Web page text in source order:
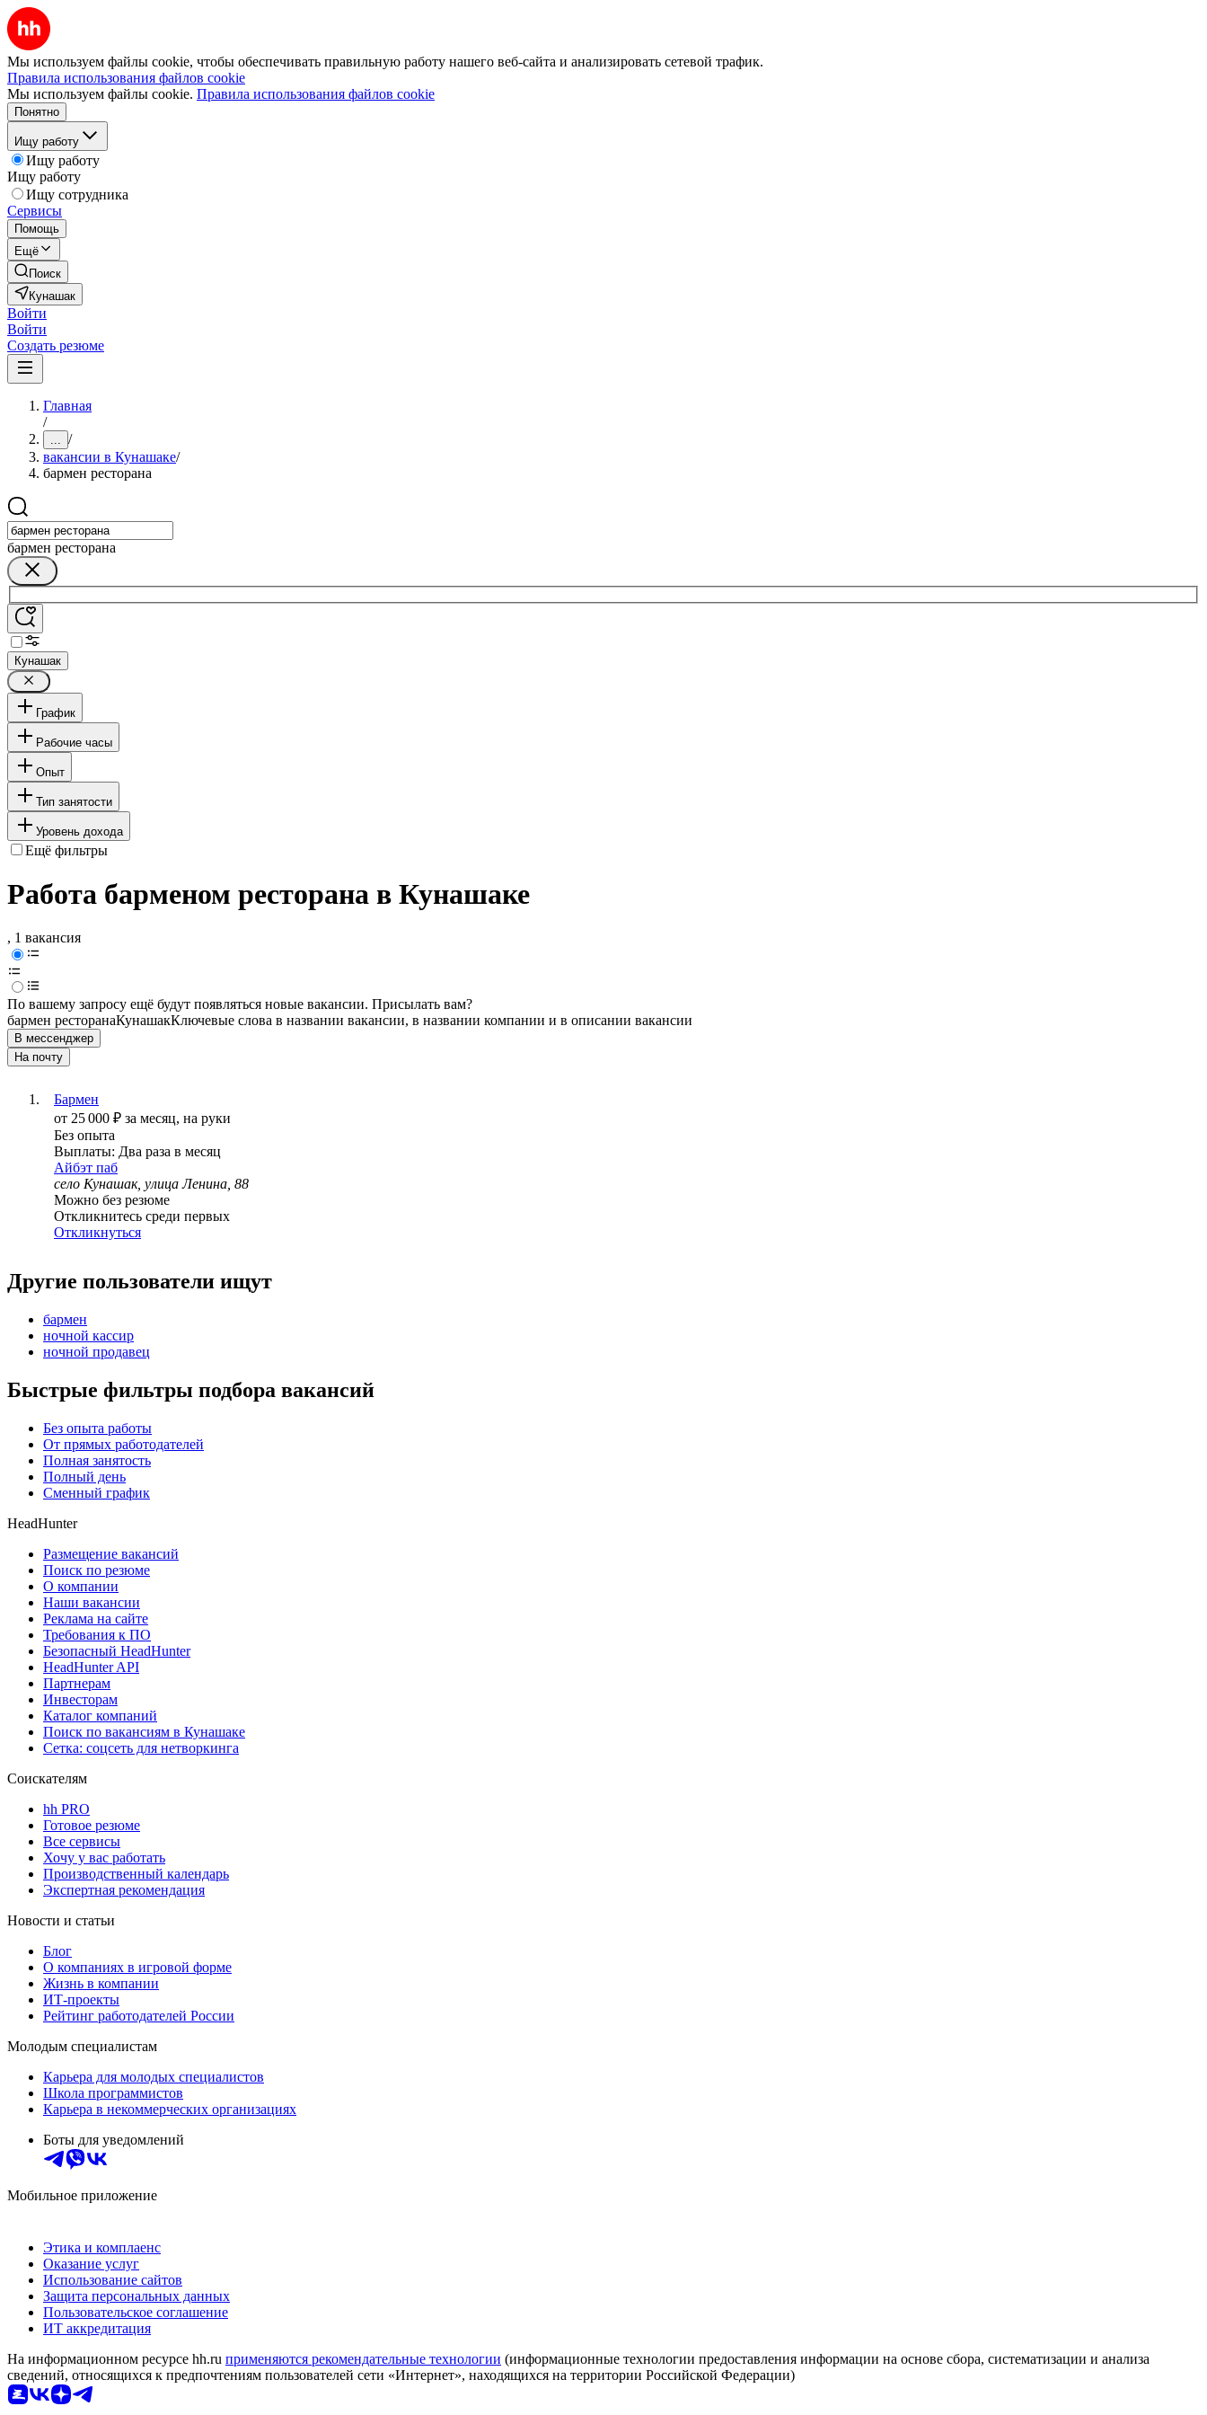
Мы используем файлы cookie, чтобы обеспечивать правильную работу нашего веб-сайта и анализировать сетевой трафик.
Правила использования файлов cookie
Мы используем файлы cookie. Правила использования файлов cookie
Понятно
Ищу работу
Ищу работу
Ищу работу
Ищу сотрудника
Сервисы
Помощь
Ещё
Поиск
Кунашак
Войти
Войти
Создать резюме
Главная
/
... /
вакансии в Кунашаке/
бармен ресторана
бармен ресторана
Кунашак
График
Рабочие часы
Опыт
Тип занятости
Уровень дохода
Ещё фильтры
Работа барменом ресторана в Кунашаке
, 1 вакансия
По вашему запросу ещё будут появляться новые вакансии. Присылать вам?
бармен ресторанаКунашакКлючевые слова в названии вакансии, в названии компании и в описании вакансии
В мессенджер
На почту
Бармен
от 25 000 ₽ за месяц, на руки
Без опыта
Выплаты: Два раза в месяц
Айбэт паб
село Кунашак, улица Ленина, 88
Можно без резюме
Откликнитесь среди первых
Откликнуться
Другие пользователи ищут
бармен
ночной кассир
ночной продавец
Быстрые фильтры подбора вакансий
Без опыта работы
От прямых работодателей
Полная занятость
Полный день
Сменный график
HeadHunter
Размещение вакансий
Поиск по резюме
О компании
Наши вакансии
Реклама на сайте
Требования к ПО
Безопасный HeadHunter
HeadHunter API
Партнерам
Инвесторам
Каталог компаний
Поиск по вакансиям в Кунашаке
Сетка: соцсеть для нетворкинга
Соискателям
hh PRO
Готовое резюме
Все сервисы
Хочу у вас работать
Производственный календарь
Экспертная рекомендация
Новости и статьи
Блог
О компаниях в игровой форме
Жизнь в компании
ИТ-проекты
Рейтинг работодателей России
Молодым специалистам
Карьера для молодых специалистов
Школа программистов
Карьера в некоммерческих организациях
Боты для уведомлений
Мобильное приложение
Этика и комплаенс
Оказание услуг
Использование сайтов
Защита персональных данных
Пользовательское соглашение
ИТ аккредитация
На информационном ресурсе hh.ru применяются рекомендательные технологии (информационные технологии предоставления информации на основе сбора, систематизации и анализа
сведений, относящихся к предпочтениям пользователей сети «Интернет», находящихся на территории Российской Федерации)